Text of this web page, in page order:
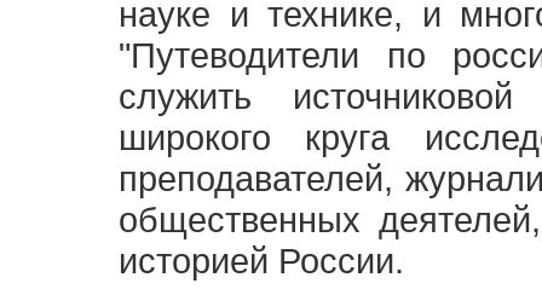
науке и технике, и
"Путеводители по
служить
широкого круга
преподавателей,
общественных
историей России.